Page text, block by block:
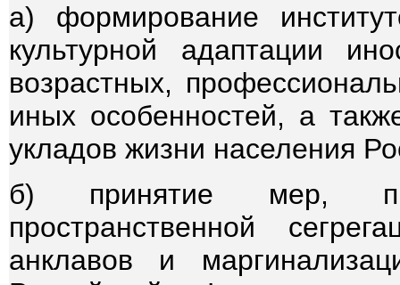
а) формирование
культурной адаптации
возрастных,
иных особенностей, а
укладов жизни населения
б) принятие мер,
пространственной
анклавов и